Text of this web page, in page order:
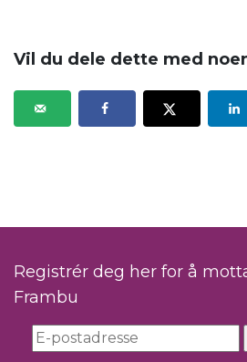
Vil du dele dette med
Registrér deg her for å
Frambu